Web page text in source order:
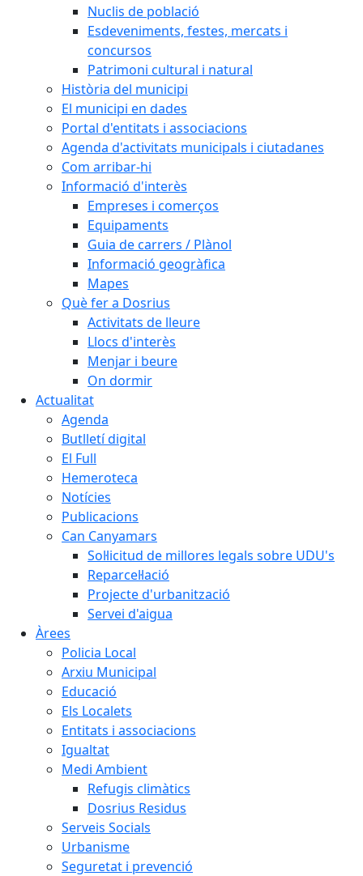
Nuclis de població
Esdeveniments, festes, mercats i
concursos
Patrimoni cultural i natural
Història del municipi
El municipi en dades
Portal d'entitats i associacions
Agenda d'activitats municipals i ciutadanes
Com arribar-hi
Informació d'interès
Empreses i comerços
Equipaments
Guia de carrers / Plànol
Informació geogràfica
Mapes
Què fer a Dosrius
Activitats de lleure
Llocs d'interès
Menjar i beure
On dormir
Actualitat
Agenda
Butlletí digital
El Full
Hemeroteca
Notícies
Publicacions
Can Canyamars
Sol·licitud de millores legals sobre UDU's
Reparcel·lació
Projecte d'urbanització
Servei d'aigua
Àrees
Policia Local
Arxiu Municipal
Educació
Els Localets
Entitats i associacions
Igualtat
Medi Ambient
Refugis climàtics
Dosrius Residus
Serveis Socials
Urbanisme
Seguretat i prevenció